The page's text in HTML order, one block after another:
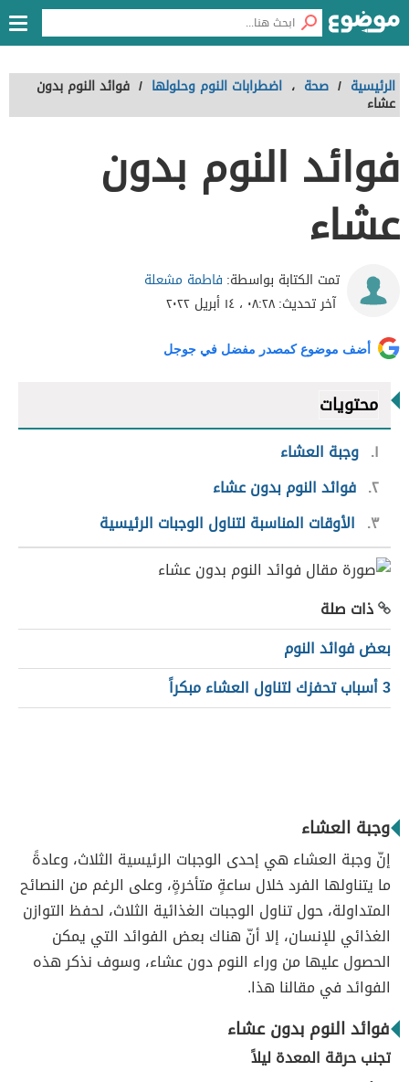
الرئيسية / صحة ، اضطرابات النوم وحلولها / فوائد النوم بدون
عشاء
فوائد النوم بدون
عشاء
تمت الكتابة بواسطة: فاطمة مشعلة
آخر تحديث:٠٨:٢٨ ، ١٤ أبريل ٢٠٢٢
أضف موضوع كمصدر مفضل في جوجل
محتويات
١ وجبة العشاء
٢ فوائد النوم بدون عشاء
٣
الأوقات المناسبة لتناول الوجبات الرئيسية
ذات صلة
بعض فوائد النوم
3 أسباب تحفزك لتناول العشاء مبكراً
وجبة العشاء
إنّ وجبة العشاء هي إحدى الوجبات الرئيسية الثلاث، وعادةً
ما يتناولها الفرد خلال ساعةٍ متأخرةٍ، وعلى الرغم من النصائح
المتداولة، حول تناول الوجبات الغذائية الثلاث، لحفظ التوازن
الغذائي للإنسان، إلا أنّ هناك بعض الفوائد التي يمكن
الحصول عليها من وراء النوم دون عشاء، وسوف نذكر هذه
الفوائد في مقالنا هذا.
فوائد النوم بدون عشاء
تجنب حرقة المعدة ليلاً